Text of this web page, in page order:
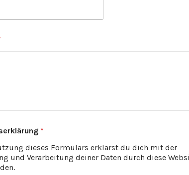
*
dieses Formulars erklärst du dich mit der
und Verarbeitung deiner Daten durch diese